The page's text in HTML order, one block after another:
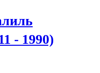
- 1990)